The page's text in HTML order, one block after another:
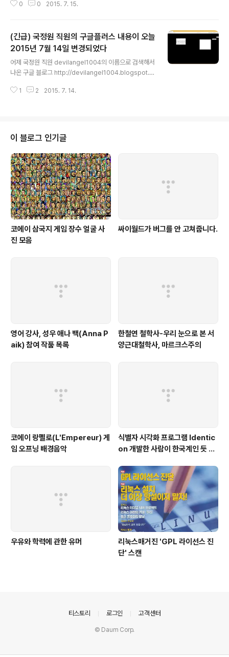
원한다. 졸업 후 입사 지원, 광고 모델 채용. 졸업앨범 매매 양심의 자유 탄압: 학
해: 패션, 아이디어 등의 저작권 침해, 초상권 침해, 학생들간의 아이디어 표절
소수자 차별: 여성차별, 장애인, 동성애자 등 차별 학습 능력과 연계: 해당 학교
의 평균 성적, 진학률, 범죄율, 폭력빈도 등으로 비판 타학교로 확산: 패..
0 0 2015. 7. 15.
(긴급) 국정원 직원의 구글플러스 내용이 오늘
2015년 7월 14일 변경되었다
어제 국정원 직원 devilangel1004의 이름으로 검색해서
나온 구글 블로그 http://devilangel1004.blogspot.k
m/109223487305220501851 여기의 내용이 현재
파일은 파이어폭스 웹브라우저를 깔고 maff 플러그인을
깔고 보실 수 있는 웹사이트 저장 방식입니다. 2015.7.14.
오전 11:39에 송고 ---- 이 글을 파이어폭스로 올리려는
데 브라우저 화면이 깨진다. 예전에도 종종 그랬고 어제부
터 또 그런다. 다음은 증..
1 2 2015. 7. 14.
이 블로그 인기글
코에이 삼국지 게임 장수 얼굴 사
진 모음
싸이월드가 버그를 안 고쳐줍니다.
영어 강사, 성우 애나 백(Anna P
aik) 참여 작품 목록
한철연 철학사-우리 눈으로 본 서
양근대철학사, 마르크스주의
코에이 랑펠로(L'Empereur) 게
임 오프닝 배경음악
식별자 시각화 프로그램 Identic
on 개발한 사람이 한국계인 듯 합
우유와 학력에 관한 유머
리눅스매거진 'GPL 라이선스 진
단' 스캔
티스토리 로그인 고객센터
© Daum Corp.